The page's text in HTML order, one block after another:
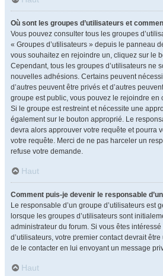
Où sont les groupes d’utilisateurs et
Vous pouvez consulter tous les groupes
« Groupes d’utilisateurs » depuis le panneau
vous souhaitez en rejoindre un, cliquez sur le
Cependant, tous les groupes d’utilisateurs ne
nouvelles adhésions. Certains peuvent
d’autres peuvent être privés et d’autres
groupe est public, vous pouvez le rejoindre en
Si le groupe est restreint et nécessite une
également sur le bouton approprié. Le
devra alors approuver votre requête et pourra
votre requête. Merci de ne pas harceler un
refuse votre demande.
Haut
Comment puis-je devenir le responsable
Le responsable d’un groupe d’utilisateurs est
lorsque les groupes d’utilisateurs sont
administrateur du forum. Si vous êtes
d’utilisateurs, votre premier contact devrait
de le contacter en lui envoyant un message
Haut